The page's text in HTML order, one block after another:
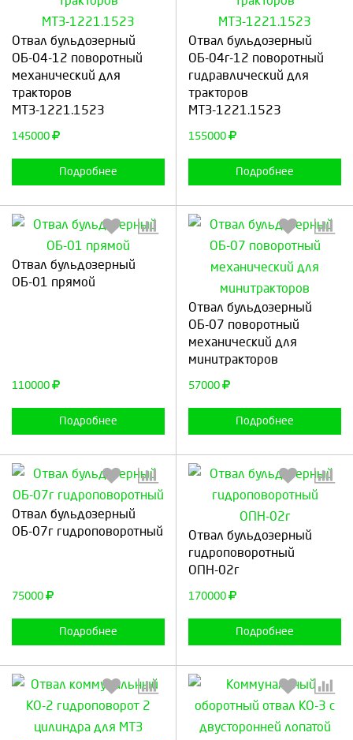
Отвал бульдозерный
ОБ-04-12 поворотный
механический для
тракторов
МТЗ-1221.1523
145000
Подробнее
Выберите количество:
Продолжить
Отвал бульдозерный
ОБ-04г-12 поворотный
гидравлический для
тракторов
МТЗ-1221.1523
155000
Подробнее
Выберите количество:
Продолжить
Отвал бульдозерный
ОБ-01 прямой
110000
Подробнее
Выберите количество:
Отвал бульдозерный
ОБ-07 поворотный
механический для
минитракторов
57000
Подробнее
Выберите количество:
Продолжить
Отвал бульдозерный
ОБ-07г гидроповоротный
75000
Подробнее
Выберите количество:
Продолжить
Отвал бульдозерный
гидроповоротный
ОПН-02г
170000
Подробнее
Выберите количество:
Продолжить